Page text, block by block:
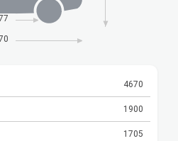
4670
1900
1705